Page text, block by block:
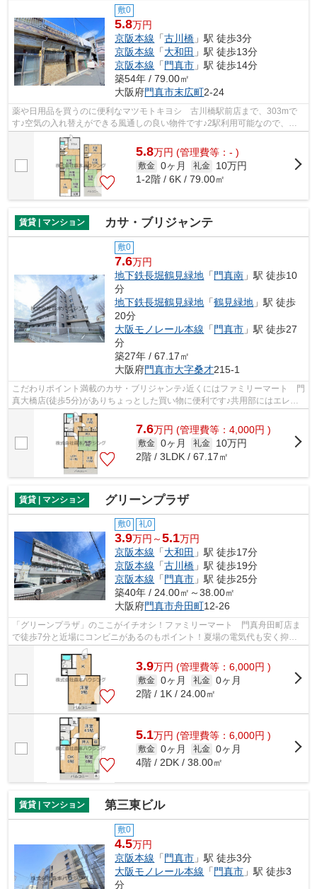
敷0
5.8万円
京阪本線 「古川橋 」駅 徒歩3分
京阪本線 「大和田 」駅 徒歩13分
京阪本線 「 門真市 」駅 徒歩14分
築54年 / 79.00㎡
大阪府門真市末広町2-24
薬や日用品を買うのに便利なマツモトキヨシ 古川橋駅前店まで、303mで
す♪空気の入れ替えができる風通しの良い物件です♪2駅利用可能なので、用
途や行き先に応じて経路を選択できます♪...
5.8万円 (管理費等：- )
敷金 0ヶ月 礼金
10万円
1-2階 / 6K / 79.00㎡
賃貸 | マンション カサ・ブリジャンテ
敷0
7.6万円
地下鉄長堀鶴見緑地 「 門真南 」駅 徒歩10
分
地下鉄長堀鶴見緑地 「鶴見緑地 」駅 徒歩
20分
大阪モノレール本線 「 門真市 」駅 徒歩27
分
築27年 / 67.17㎡
大阪府門真市大字桑才215-1
こだわりポイント満載のカサ・ブリジャンテ♪近くにはファミリーマート 門
真大橋店(徒歩5分)がありちょっとした買い物に便利です♪共用部にはエレベ
ータ・敷地内ごみ置き場などが揃って...
7.6万円 (管理費等：4,000円 )
敷金 0ヶ月 礼金
10万円
2階 / 3LDK / 67.17㎡
賃貸 | マンション グリーンプラザ
敷0 礼0
3.9万円～5.1万円
京阪本線 「大和田 」駅 徒歩17分
京阪本線 「古川橋 」駅 徒歩19分
京阪本線 「 門真市 」駅 徒歩25分
築40年 / 24.00㎡～38.00㎡
大阪府門真市舟田町12-26
「グリーンプラザ」のここがイチオシ！ファミリーマート 門真舟田町店ま
で徒歩7分と近場にコンビニがあるのもポイント！夏場の電気代も安く抑え
られる通風良好で快適なマンションです...
3.9万円 (管理費等：6,000円 )
敷金 0ヶ月 礼金 0ヶ月
2階 / 1K / 24.00㎡
5.1万円 (管理費等：6,000円 )
敷金 0ヶ月 礼金 0ヶ月
4階 / 2DK / 38.00㎡
賃貸 | マンション 第三東ビル
敷0
4.5万円
京阪本線 「 門真市 」駅 徒歩3分
大阪モノレール本線 「 門真市 」駅 徒歩3
分